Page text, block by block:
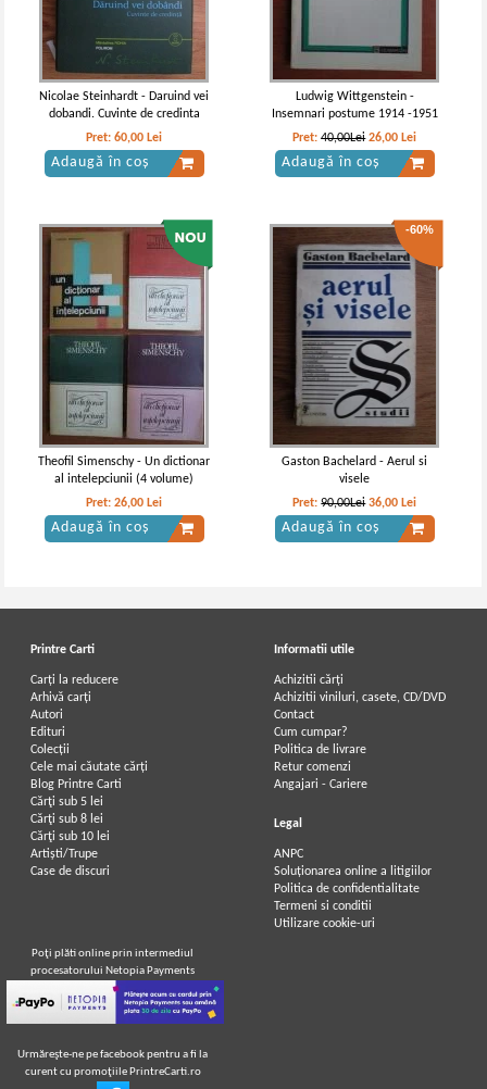
Nicolae Steinhardt - Daruind vei
dobandi. Cuvinte de credinta
Pret:60,00 Lei
Adaugă în coș
Ludwig Wittgenstein -
Insemnari postume 1914 -1951
Pret:40,00Lei 26,00 Lei
Adaugă în coș
Theofil Simenschy - Un dictionar
al intelepciunii (4 volume)
Pret:26,00 Lei
Adaugă în coș
-60%
Gaston Bachelard - Aerul si
visele
Pret:90,00Lei 36,00 Lei
Adaugă în coș
Printre Carti
Carți la reducere
Arhivă carți
Autori
Edituri
Colecții
Cele mai căutate cărți
Blog Printre Carti
Cărţi sub 5 lei
Cărţi sub 8 lei
Cărţi sub 10 lei
Artiști/Trupe
Case de discuri
Informatii utile
Achizitii cărți
Achizitii viniluri, casete, CD/DVD
Contact
Cum cumpar?
Politica de livrare
Retur comenzi
Angajari - Cariere
Legal
ANPC
Soluționarea online a litigiilor
Politica de confidentialitate
Termeni si conditii
Utilizare cookie-uri
Poţi plăti online prin intermediul
procesatorului Netopia Payments
Urmăreşte-ne pe facebook pentru a fi la
curent cu promoţiile PrintreCarti.ro